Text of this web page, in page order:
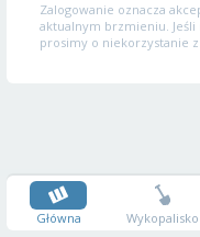
Zalogowanie oznacza
aktualnym brzmieniu. Jeśli
prosimy o niekorzystanie
Główna Wykopalisko